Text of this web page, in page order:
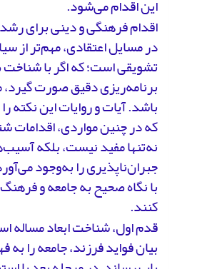
این اقدام می‌شود.
اقدام فرهنگی و دینی برای
در مسایل اعتقادی، مهم‌تر از
تشویقی است؛ که اگر با
برنامه‌ریزی دقیق صورت گیرد،
باشد. آیات و روایات این نکته
که در چنین مواردی، اقدامات
نه‌تنها مفید نیست، بلکه
جبران‌ناپذیری را به‌وجود
با نگاه صحیح به جامعه و
کنند.
قدم اول، شناخت ابعاد
بیان فواید فرزند، جامعه را